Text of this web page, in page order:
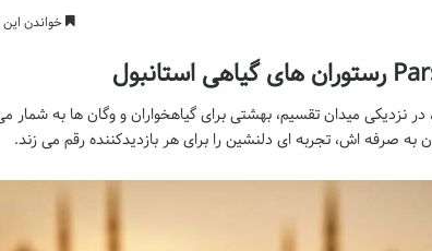
خواندن این مطلب 14
در نزدیکی میدان تقسیم، بهشتی برای گیاهخواران و وگان ها به شمار
صرفه اش، تجربه ای دلنشین را برای هر بازدیدکننده رقم می زند.